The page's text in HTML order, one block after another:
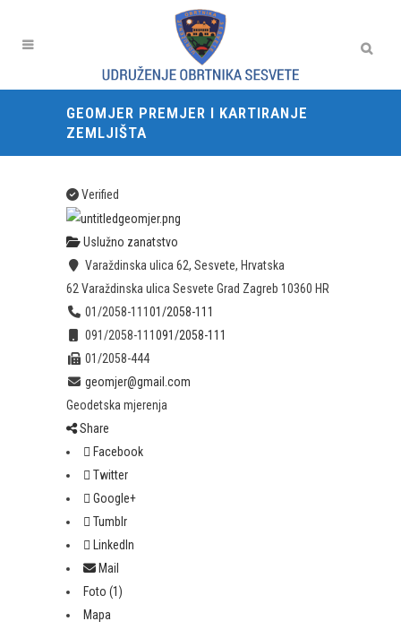
GEOMJER PREMJER I KARTIRANJE
ZEMLJIŠTA
Verified
Uslužno zanatstvo
Varaždinska ulica 62, Sesvete, Hrvatska
62 Varaždinska ulicaSesvete Grad Zagreb 10360 HR
01/2058-11101/2058-111
091/2058-111091/2058-111
01/2058-444
geomjer@gmail.com
Geodetska mjerenja
Share
Facebook
Twitter
Google+
Tumblr
LinkedIn
Mail
Foto (1)
Mapa